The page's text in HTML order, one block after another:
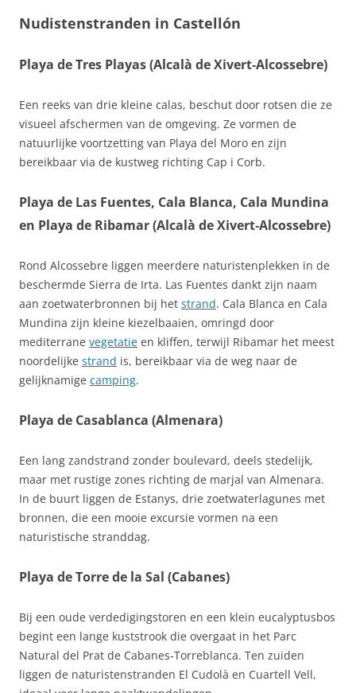
Nudistenstranden in Castellón
Playa de Tres Playas (Alcalà de Xivert‑Alcossebre)
Een reeks van drie kleine calas, beschut door rotsen die ze
visueel afschermen van de omgeving. Ze vormen de
natuurlijke voortzetting van Playa del Moro en zijn
bereikbaar via de kustweg richting Cap i Corb.
Playa de Las Fuentes, Cala Blanca, Cala Mundina
en Playa de Ribamar (Alcalà de Xivert‑Alcossebre)
Rond Alcossebre liggen meerdere naturistenplekken in de
beschermde Sierra de Irta. Las Fuentes dankt zijn naam
aan zoetwaterbronnen bij het strand. Cala Blanca en Cala
Mundina zijn kleine kiezelbaaien, omringd door
mediterrane vegetatie en kliffen, terwijl Ribamar het meest
noordelijke strand is, bereikbaar via de weg naar de
gelijknamige camping.
Playa de Casablanca (Almenara)
Een lang zandstrand zonder boulevard, deels stedelijk,
maar met rustige zones richting de marjal van Almenara.
In de buurt liggen de Estanys, drie zoetwaterlagunes met
bronnen, die een mooie excursie vormen na een
naturistische stranddag.
Playa de Torre de la Sal (Cabanes)
Bij een oude verdedigingstoren en een klein eucalyptusbos
begint een lange kuststrook die overgaat in het Parc
Natural del Prat de Cabanes‑Torreblanca. Ten zuiden
liggen de naturistenstranden El Cudolà en Cuartell Vell,